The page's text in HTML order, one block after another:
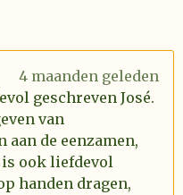
4 maanden geleden
geschreven José.
van
de eenzamen,
ook liefdevol
handen dragen,